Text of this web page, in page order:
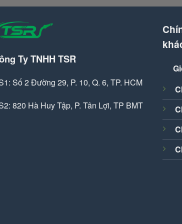
Ty TNHH TSR
Số 2 Đường 29, P. 10, Q. 6, TP. HCM
820 Hà Huy Tập, P. Tân Lợi, TP BMT